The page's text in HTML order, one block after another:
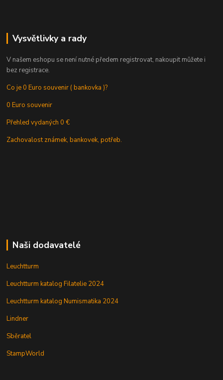
Vysvětlivky a rady
V našem eshopu se není nutné předem registrovat, nakoupit můžete i
bez registrace.
Co je 0 Euro souvenir ( bankovka )?
0 Euro souvenir
Přehled vydaných 0 €
Zachovalost známek, bankovek, potřeb.
Naši dodavatelé
Leuchtturm
Leuchtturm katalog Filatelie 2024
Leuchtturm katalog Numismatika 2024
Lindner
Sběratel
StampWorld